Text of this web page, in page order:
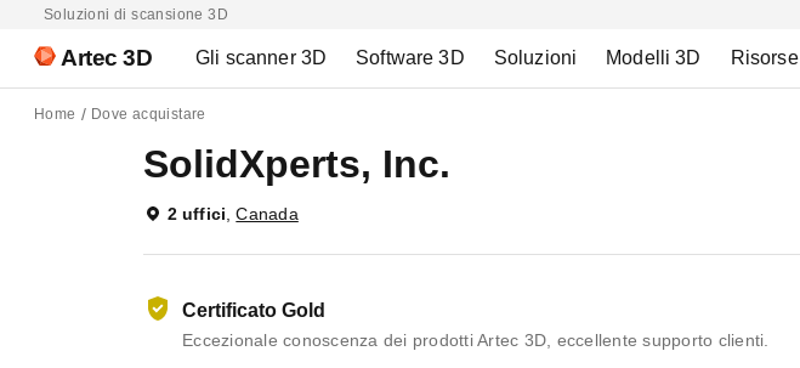
Soluzioni di scansione 3D
Artec 3D Gli scanner 3D Software 3D Soluzioni Modelli 3D Risorse
Home Dove acquistare
SolidXperts, Inc.
2 uffici ,Canada
Certificato Gold
Eccezionale conoscenza dei prodotti Artec 3D, eccellente supporto clienti.